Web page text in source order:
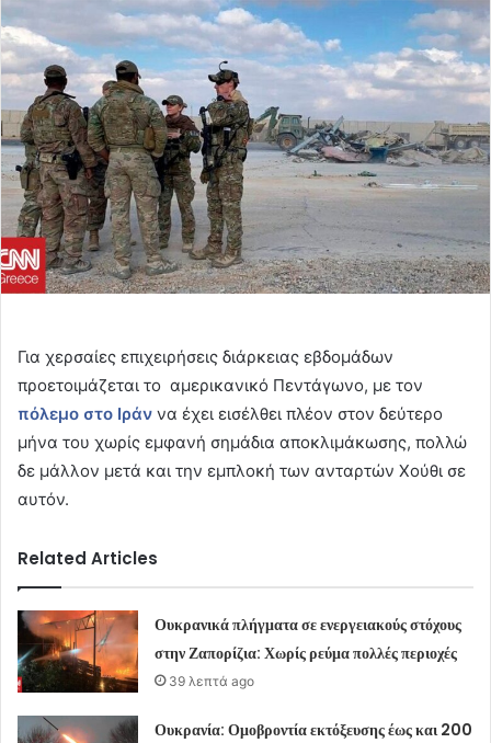
email
Για χερσαίες επιχειρήσεις διάρκειας εβδομάδων
προετοιμάζεται το αμερικανικό Πεντάγωνο, με τον
πόλεμο στο Ιράν να έχει εισέλθει πλέον στον δεύτερο
μήνα του χωρίς εμφανή σημάδια αποκλιμάκωσης, πολλώ
δε μάλλον μετά και την εμπλοκή των ανταρτών Χούθι σε
αυτόν.
Related Articles
Ουκρανικά πλήγματα σε ενεργειακούς στόχους
στην Ζαπορίζια: Χωρίς ρεύμα πολλές περιοχές
39 λεπτά ago
Ουκρανία: Ομοβροντία εκτόξευσης έως και 200